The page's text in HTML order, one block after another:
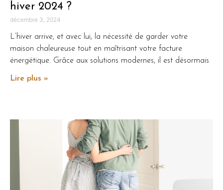
hiver 2024 ?
décembre 3, 2024
L’hiver arrive, et avec lui, la nécessité de garder votre
maison chaleureuse tout en maîtrisant votre facture
énergétique. Grâce aux solutions modernes, il est désormais
Lire plus »